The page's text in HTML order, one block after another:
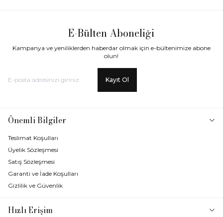
E-Bülten Aboneliği
Kampanya ve yeniliklerden haberdar olmak için e-bültenimize abone
olun!
Kayıt Ol
Önemli Bilgiler
Teslimat Koşulları
Üyelik Sözleşmesi
Satış Sözleşmesi
Garanti ve İade Koşulları
Gizlilik ve Güvenlik
Hızlı Erişim